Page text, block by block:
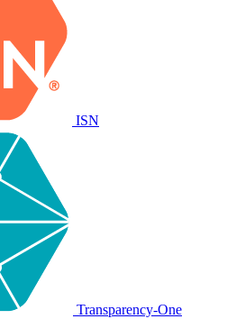
ISN
Transparency-One